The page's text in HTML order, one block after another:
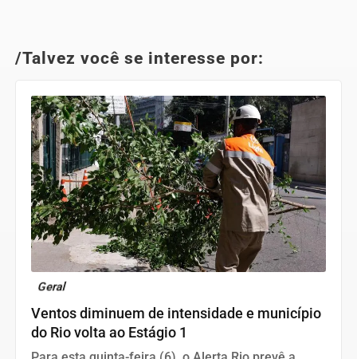
/Talvez você se interesse por:
Geral
Ventos diminuem de intensidade e município
do Rio volta ao Estágio 1